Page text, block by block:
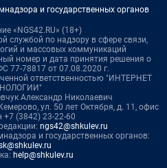
и государственных органов
«NGS42.RU» (18+)
службой по надзору в сфере связи,
и массовых коммуникаций
номер и дата принятия решения о
77-78817 от 07.08.2020 г.
ответственностью "ИНТЕРНЕТ
Александр Николаевич
ул. 50 лет Октября, д. 11, офис
+7 (3842) 23-22-60
ngs42@shkulev.ru
и государственных органов:
help@shkulev.ru